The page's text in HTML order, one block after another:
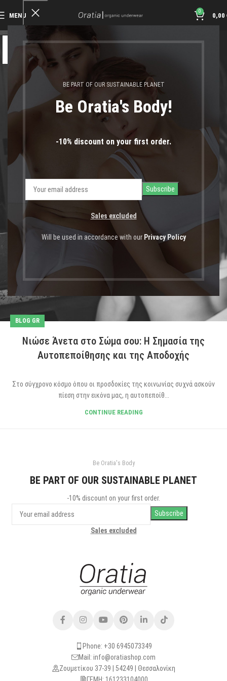
BE PART OF OUR SUSTAINABLE PLANET
Be Oratia's Body!
-10% discount on your first order.
Sales excluded
Will be used in accordance with our Privacy Policy
MENU
0
0,00
08
BLOG GR
Νιώσε Άνετα στο Σώμα σου: Η Σημασία της
Αυτοπεποίθησης και της Αποδοχής
Στο σύγχρονο κόσμο όπου οι προσδοκίες της κοινωνίας συχνά ασκούν
πίεση στην εικόνα μας, η αυτοπεποίθ...
CONTINUE READING
Be Oratia's Body
BE PART OF OUR SUSTAINABLE PLANET
-10% discount on your first order.
Sales excluded
Phone: +30 6945073349
Mail: info@oratiashop.com
Ζουμετίκου 37-39 | 54249 | Θεσσαλονίκη
ΓΕΜΗ: 161233104000